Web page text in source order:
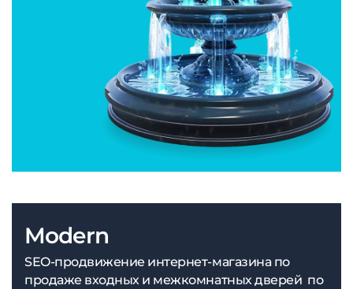
Modern
SEO-продвижение интернет-магазина по
продаже входных и межкомнатных дверей по